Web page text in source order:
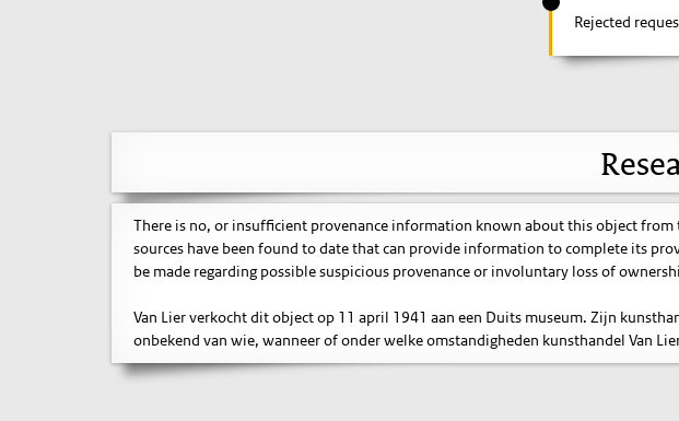
Rejected
There is no, or insufficient provenance information known about this object
sources have been found to date that can provide information to complete its
be made regarding possible suspicious provenance or involuntary loss of
Van Lier verkocht dit object op 11 april 1941 aan een Duits museum. Zijn
onbekend van wie, wanneer of onder welke omstandigheden kunsthandel Van